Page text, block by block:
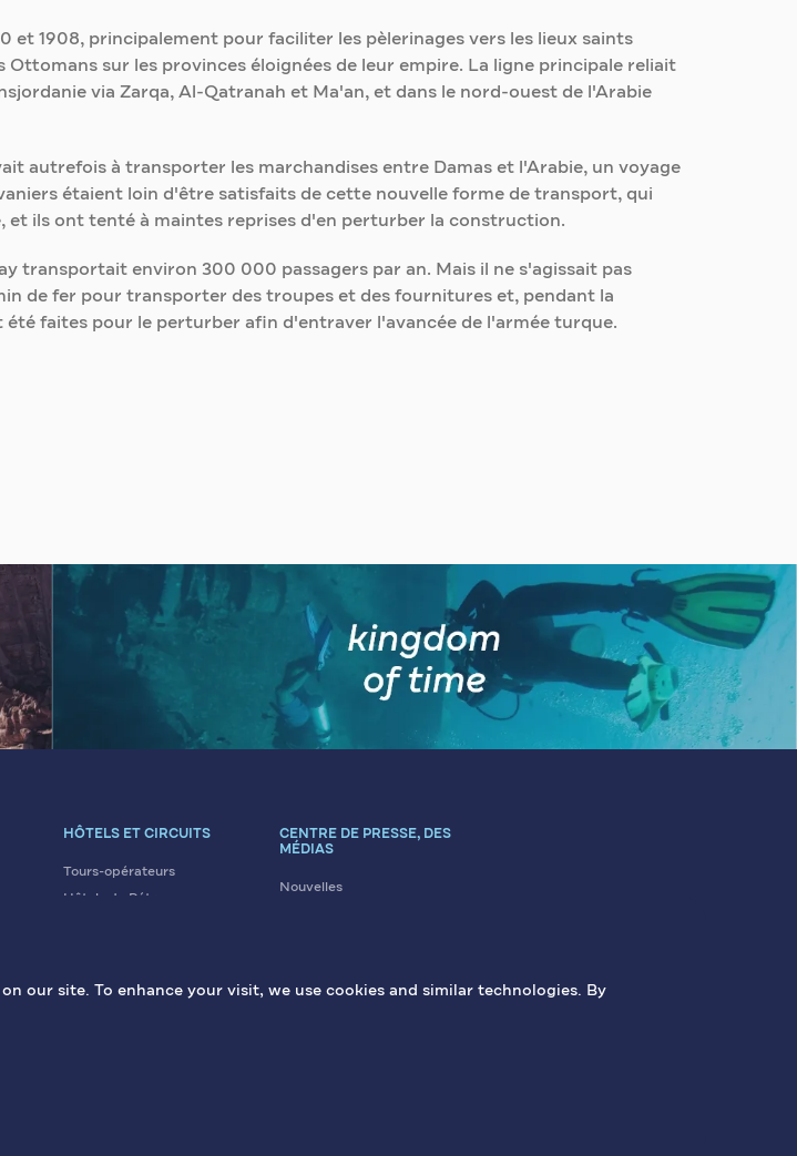
1908, principalement pour faciliter les pèlerinages vers les lieux saints
sur les provinces éloignées de leur empire. La ligne principale reliait
via Zarqa, Al-Qatranah et Ma'an, et dans le nord-ouest de l'Arabie
autrefois à transporter les marchandises entre Damas et l'Arabie, un voyage
étaient loin d'être satisfaits de cette nouvelle forme de transport, qui
et ils ont tenté à maintes reprises d'en perturber la construction.
transportait environ 300 000 passagers par an. Mais il ne s'agissait pas
de fer pour transporter des troupes et des fournitures et, pendant la
été faites pour le perturber afin d'entraver l'avancée de l'armée turque.
HÔTELS ET CIRCUITS
Tours-opérateurs
Hôtels de Pétra
CENTRE DE PRESSE, DES
MÉDIAS
Nouvelles
our site. To enhance your visit, we use cookies and similar technologies. By